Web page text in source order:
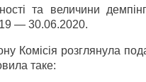
та величини
— 30.06.2020.
Комісія розглянула
таке: